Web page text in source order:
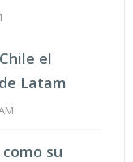
el
Latam
su